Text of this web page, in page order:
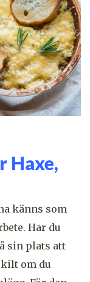
Haxe,
känns som
Har du
sin plats att
om du